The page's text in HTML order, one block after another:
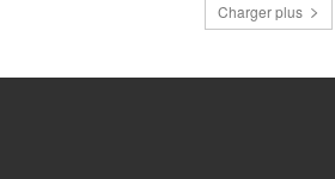
Charger plus